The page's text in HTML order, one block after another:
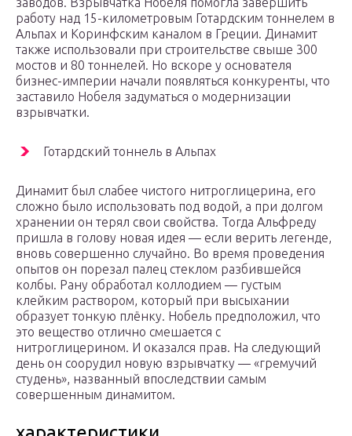
работу над 15-километровым Готардским тоннелем в
Альпах и Коринфским каналом в Греции. Динамит
также использовали при строительстве свыше 300
мостов и 80 тоннелей. Но вскоре у основателя
бизнес-империи начали появляться конкуренты, что
заставило Нобеля задуматься о модернизации
взрывчатки.
Готардский тоннель в Альпах
Динамит был слабее чистого нитроглицерина, его
сложно было использовать под водой, а при долгом
хранении он терял свои свойства. Тогда Альфреду
пришла в голову новая идея — если верить легенде,
вновь совершенно случайно. Во время проведения
опытов он порезал палец стеклом разбившейся
колбы. Рану обработал коллодием — густым
клейким раствором, который при высыхании
образует тонкую плёнку. Нобель предположил, что
это вещество отлично смешается с
нитроглицерином. И оказался прав. На следующий
день он соорудил новую взрывчатку — «гремучий
студень», названный впоследствии самым
совершенным динамитом.